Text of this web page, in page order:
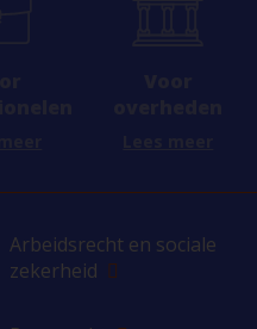
Arbeidsrecht en sociale
zekerheid